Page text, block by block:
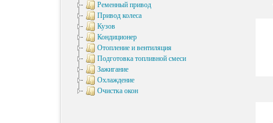
Ременный привод
Привод колеса
Кузов
Кондиционер
Отопление и вентиляция
Подготовка топливной смеси
Зажигание
Охлаждение
Очистка окон